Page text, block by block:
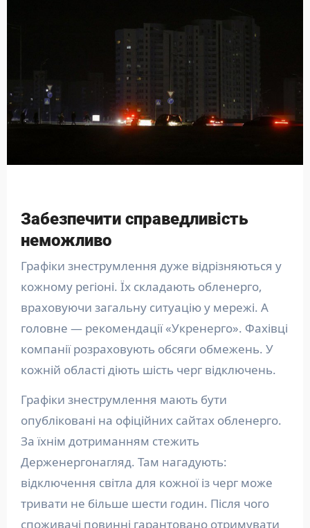
Забезпечити справедливість
неможливо
Графіки знеструмлення дуже відрізняються у
кожному регіоні. Їх складають обленерго,
враховуючи загальну ситуацію у мережі. А
головне — рекомендації «Укренерго». Фахівці
компанії розраховують обсяги обмежень. У
кожній області діють шість черг відключень.
Графіки знеструмлення мають бути
опубліковані на офіційних сайтах обленерго.
За їхнім дотриманням стежить
Держенергонагляд. Там нагадують:
відключення світла для кожної із черг може
тривати не більше шести годин. Після чого
споживачі повинні гарантовано отримувати